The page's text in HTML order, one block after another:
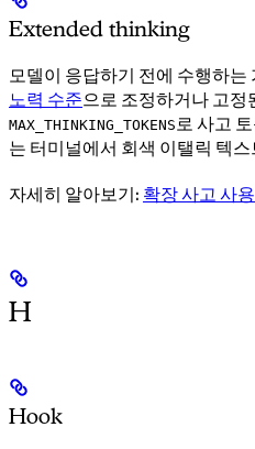
Extended thinking
모델이 응답하기 전에 수행하
노력 수준으로 조정하거나 고정
MAX_THINKING_TOKENS 로 사고
는 터미널에서 회색 이탤릭 텍
자세히 알아보기: 확장 사고 사용
H
Hook